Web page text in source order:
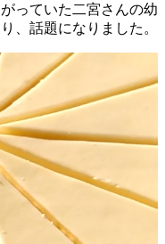
っていた二宮さんの幼
、話題になりました。